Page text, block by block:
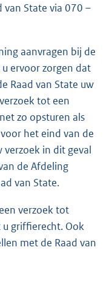
van State via 070 –
aanvragen bij de
ervoor zorgen dat
Raad van State uw
tot een
zo opsturen als
het eind van de
in dit geval
de Afdeling
van State.
verzoek tot
griffierecht. Ook
met de Raad van